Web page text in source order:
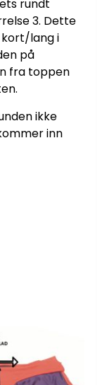
rundt
3. Dette
kort/lang i
på
fra toppen
ikke
inn